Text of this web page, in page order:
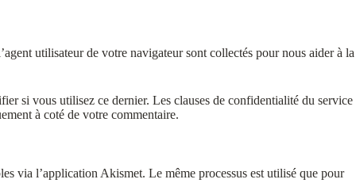
utilisateur de votre navigateur sont collectés pour nous aider à la
si vous utilisez ce dernier. Les clauses de confidentialité du service
à coté de votre commentaire.
via l’application Akismet. Le même processus est utilisé que pour